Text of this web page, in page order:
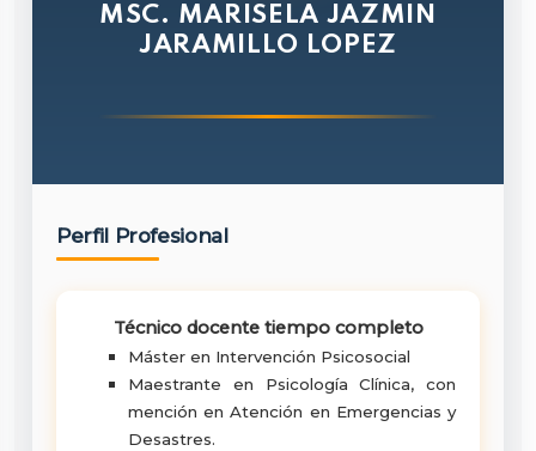
MSC. MARISELA JAZMIN
JARAMILLO LOPEZ
Perfil Profesional
Técnico docente tiempo completo
Máster en Intervención Psicosocial
Maestrante en Psicología Clínica, con
mención en Atención en Emergencias y
Desastres.